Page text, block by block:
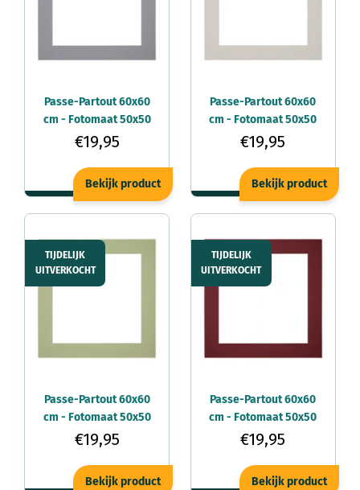
Passe-Partout 60x60
cm - Fotomaat 50x50
cm - Grijs - Voor
€19,95
Bekijk product
Passe-Partout 60x60
cm - Fotomaat 50x50
cm - Grijs Graniet -
€19,95
Bekijk product
TIJDELIJK
UITVERKOCHT
Passe-Partout 60x60
cm - Fotomaat 50x50
cm - Mintgroen - Voor
€19,95
Bekijk product
TIJDELIJK
UITVERKOCHT
Passe-Partout 60x60
cm - Fotomaat 50x50
cm - Wijnrood - Voor
€19,95
Bekijk product